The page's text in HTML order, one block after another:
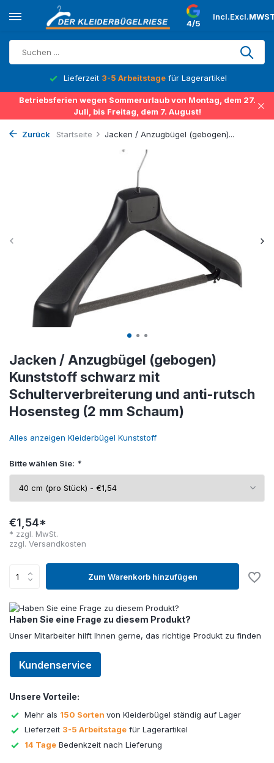
4/5
Incl.Excl.
Lieferzeit 3-5 Arbeitstage für Lagerartikel
Betriebsferien wegen Sommerurlaub von Montag, dem 27.
Juli, bis Freitag, dem 7. August!
Zurück Startseite Jacken / Anzugbügel (gebogen)...
Jacken / Anzugbügel (gebogen)
Kunststoff schwarz mit
Schulterverbreiterung und anti-rutsch
Hosensteg (2 mm Schaum)
Alles anzeigen Kleiderbügel Kunststoff
Bitte wählen Sie: *
€1,54*
* zzgl. MwSt.
zzgl. Versandkosten
Zum Warenkorb hinzufügen
Haben Sie eine Frage zu diesem Produkt?
Unser Mitarbeiter hilft Ihnen gerne, das richtige Produkt zu finden
Kundenservice
Unsere Vorteile:
Mehr als 150 Sorten von Kleiderbügel ständig auf Lager
Lieferzeit 3-5 Arbeitstage für Lagerartikel
14 Tage Bedenkzeit nach Lieferung